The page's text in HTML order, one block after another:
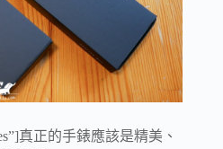
真正的手錶應該是精美、